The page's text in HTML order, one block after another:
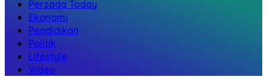
Persada Today
Ekonomi
Pendidikan
Politik
Lifestyle
Video